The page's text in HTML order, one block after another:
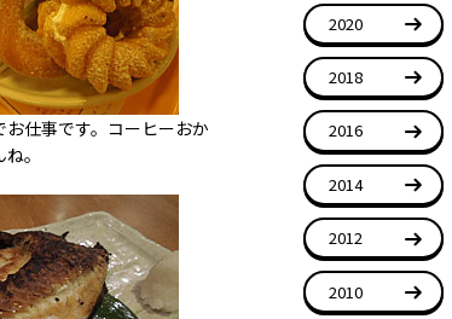
仕事です。コーヒーおか
。
2020
2018
2016
2014
2012
2010